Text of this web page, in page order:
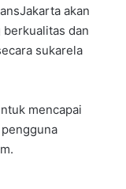
akan
dan
sukarela
mencapai